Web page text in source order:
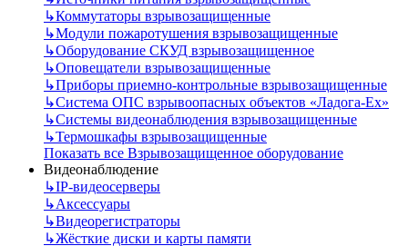
↳Коммутаторы взрывозащищенные
↳Модули пожаротушения взрывозащищенные
↳Оборудование СКУД взрывозащищенное
↳Оповещатели взрывозащищенные
↳Приборы приемно-контрольные взрывозащищенные
↳Система ОПС взрывоопасных объектов «Ладога-Ex»
↳Системы видеонаблюдения взрывозащищенные
↳Термошкафы взрывозащищенные
Показать все Взрывозащищенное оборудование
Видеонаблюдение
↳IP-видеосерверы
↳Аксессуары
↳Видеорегистраторы
↳Жёсткие диски и карты памяти